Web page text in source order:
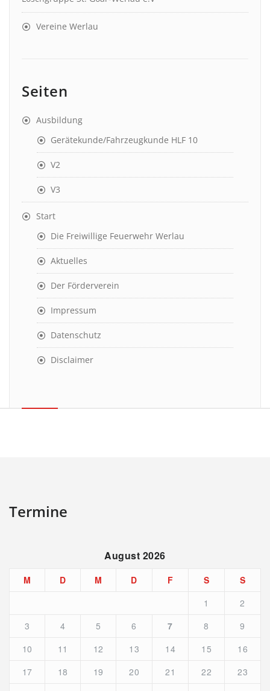
Vereine Werlau
Seiten
Ausbildung
Gerätekunde/Fahrzeugkunde HLF 10
V2
V3
Start
Die Freiwillige Feuerwehr Werlau
Aktuelles
Der Förderverein
Impressum
Datenschutz
Disclaimer
Termine
August 2026
M D M D F S
S
1
2
3
4 5 6 7 8
9
10
11 12 13 14 15
16
17
18 19 20 21 22
23